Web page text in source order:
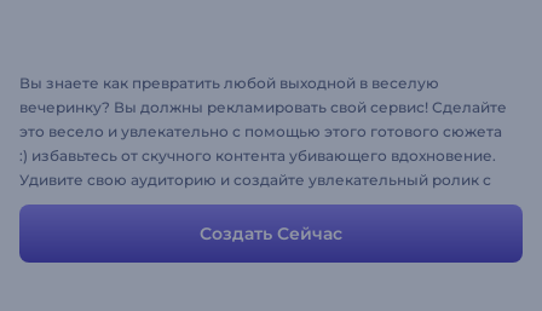
Вы знаете как превратить любой выходной в веселую
вечеринку? Вы должны рекламировать свой сервис! Сделайте
это весело и увлекательно с помощью этого готового сюжета
:) избавьтесь от скучного контента убивающего вдохновение.
Удивите свою аудиторию и создайте увлекательный ролик с
помощью нашего супер функционального набора
Создать Сейчас